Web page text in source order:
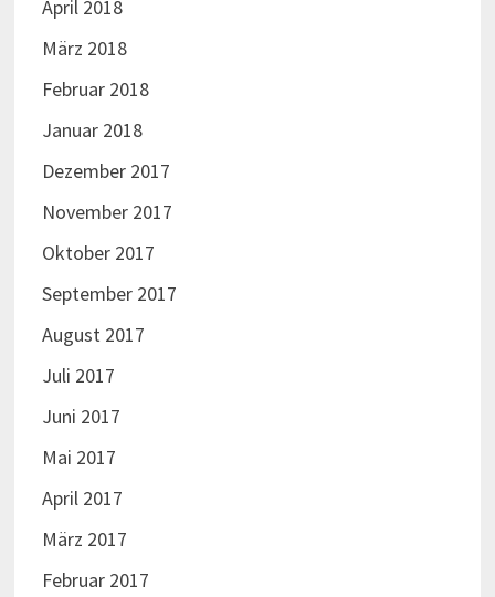
April 2018
März 2018
Februar 2018
Januar 2018
Dezember 2017
November 2017
Oktober 2017
September 2017
August 2017
Juli 2017
Juni 2017
Mai 2017
April 2017
März 2017
Februar 2017